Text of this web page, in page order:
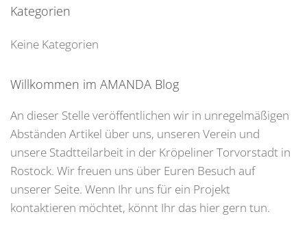
Kategorien
Keine Kategorien
Willkommen im AMANDA Blog
An dieser Stelle veröffentlichen wir in unregelmäßigen
Abständen Artikel über uns, unseren Verein und
unsere Stadtteilarbeit in der Kröpeliner Torvorstadt in
Rostock. Wir freuen uns über Euren Besuch auf
unserer Seite. Wenn Ihr uns für ein Projekt
kontaktieren möchtet, könnt Ihr das hier gern tun.